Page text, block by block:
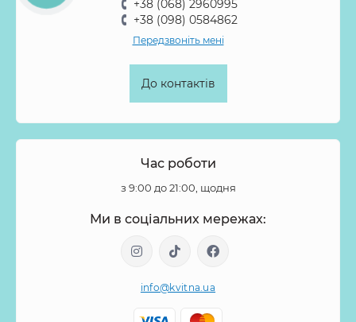
+38 (068) 2960995
+38 (098) 0584862
Передзвоніть мені
До контактів
Час роботи
з 9:00 до 21:00, щодня
Ми в соціальних мережах:
info@kvitna.ua